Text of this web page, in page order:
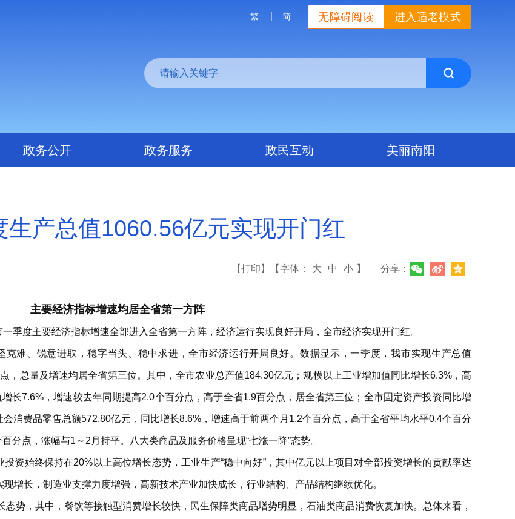
进入适老模式
无障碍阅读
繁 简
政务公开 政务服务 政民互动 美丽南阳
生产总值1060.56亿元实现开门红
分享：
【打印】 【字体： 大 中 小 】
主要经济指标增速均居全省第一方阵
季度主要经济指标增速全部进入全省第一方阵，经济运行实现良好开局，全市经济实现开门红。
难、锐意进取，稳字当头、稳中求进，全市经济运行开局良好。数据显示，一季度，我市实现生产总值
，总量及增速均居全省第三位。其中，全市农业总产值184.30亿元；规模以上工业增加值同比增长6.3%，高
长7.6%，增速较去年同期提高2.0个百分点，高于全省1.9百分点，居全省第三位；全市固定资产投资同比增
消费品零售总额572.80亿元，同比增长8.6%，增速高于前两个月1.2个百分点，高于全省平均水平0.4个百分
分点，涨幅与1～2月持平。八大类商品及服务价格呈现“七涨一降”态势。
资始终保持在20%以上高位增长态势，工业生产“稳中向好”，其中亿元以上项目对全部投资增长的贡献率达
增长，制造业支撑力度增强，高新技术产业加快成长，行业结构、产品结构继续优化。
势，其中，餐饮等接触型消费增长较快，民生保障类商品增势明显，石油类商品消费恢复加快。总体来看，